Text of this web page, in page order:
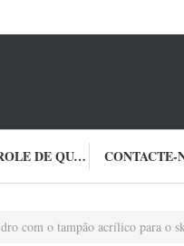
CONTROLE DE QUALIDADE CONTACTE-
com o tampão acrílico para o